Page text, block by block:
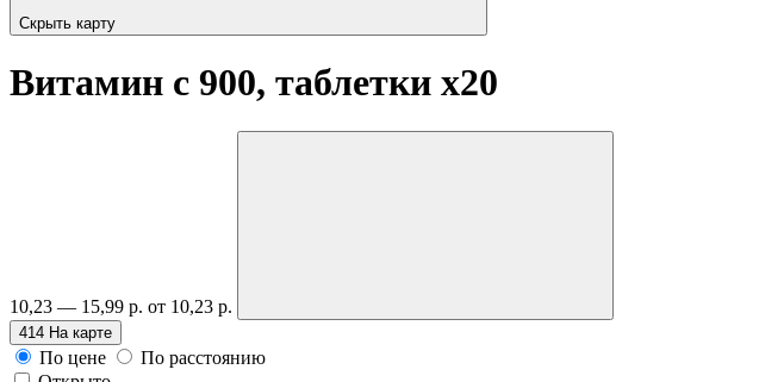
Скрыть карту
Витамин c 900, таблетки x20
10,23 — 15,99 р. от 10,23 р.
414 На карте
По цене
По расстоянию